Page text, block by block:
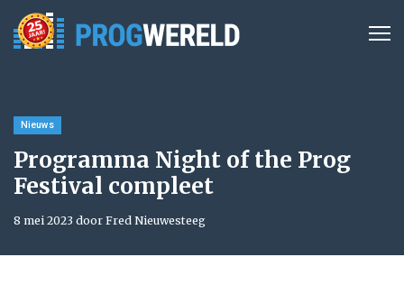
Nieuws
Programma Night of the Prog
Festival compleet
8 mei 2023 door Fred Nieuwesteeg